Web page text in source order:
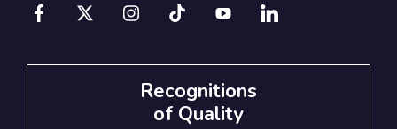
Recognitions
of Quality